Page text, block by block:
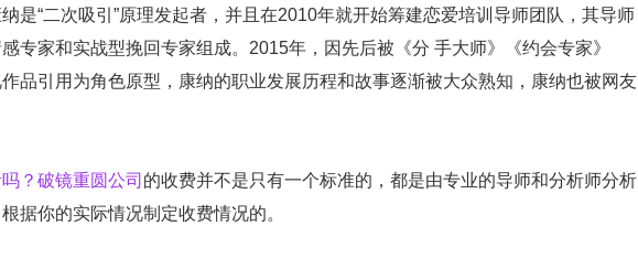
是“二次吸引”原理发起者，并且在2010年就开始筹建恋爱培训导师团队，其导师
专家和实战型挽回专家组成。2015年，因先后被《分 手大师》《约会专家》
作品引用为角色原型，康纳的职业发展历程和故事逐渐被大众熟知，康纳也被网友
？ 破镜重圆公司 的收费并不是只有一个标准的，都是由专业的导师和分析师分析
据你的实际情况制定收费情况的。